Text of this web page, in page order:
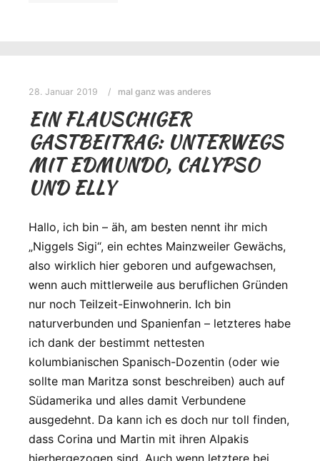
28. Januar 2019 mal ganz was anderes
EIN FLAUSCHIGER
GASTBEITRAG: UNTERWEGS
MIT EDMUNDO, CALYPSO
UND ELLY
Hallo, ich bin – äh, am besten nennt ihr mich
„Niggels Sigi“, ein echtes Mainzweiler Gewächs,
also wirklich hier geboren und aufgewachsen,
wenn auch mittlerweile aus beruflichen Gründen
nur noch Teilzeit-Einwohnerin. Ich bin
naturverbunden und Spanienfan – letzteres habe
ich dank der bestimmt nettesten
kolumbianischen Spanisch-Dozentin (oder wie
sollte man Maritza sonst beschreiben) auch auf
Südamerika und alles damit Verbundene
ausgedehnt. Da kann ich es doch nur toll finden,
dass Corina und Martin mit ihren Alpakis